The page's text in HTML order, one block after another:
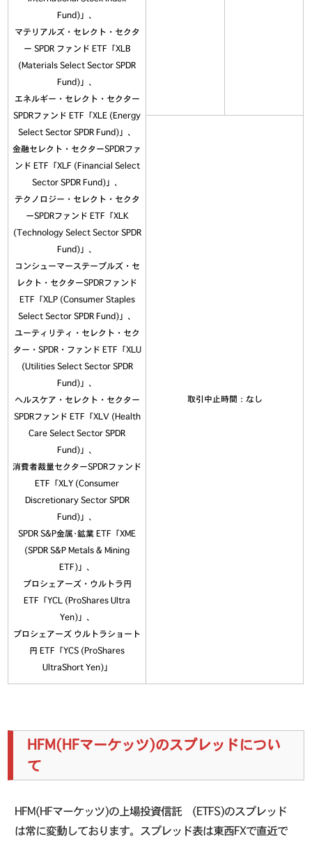
Fund)」、
マテリアルズ・セレクト・セクタ
ー SPDR ファンド ETF「XLB
(Materials Select Sector SPDR
Fund)」、
エネルギー・セレクト・セクター
SPDRファンド ETF「XLE (Energy
Select Sector SPDR Fund)」、
金融セレクト・セクターSPDRファ
ンド ETF「XLF (Financial Select
Sector SPDR Fund)」、
テクノロジー・セレクト・セクタ
ーSPDRファンド ETF「XLK
(Technology Select Sector SPDR
Fund)」、
コンシューマーステープルズ・セ
レクト・セクターSPDRファンド
ETF「XLP (Consumer Staples
Select Sector SPDR Fund)」、
ユーティリティ・セレクト・セク
ター・SPDR・ファンド ETF「XLU
(Utilities Select Sector SPDR
Fund)」、
ヘルスケア・セレクト・セクター
SPDRファンド ETF「XLV (Health
Care Select Sector SPDR
Fund)」、
消費者裁量セクターSPDRファンド
ETF「XLY (Consumer
Discretionary Sector SPDR
Fund)」、
SPDR S&P金属･鉱業 ETF「XME
(SPDR S&P Metals & Mining
ETF)」、
プロシェアーズ・ウルトラ円
ETF「YCL (ProShares Ultra
Yen)」、
プロシェアーズ ウルトラショート
円 ETF「YCS (ProShares
UltraShort Yen)」
取引中止時間：なし
HFM(HFマーケッツ)のスプレッドについ
て
HFM(HFマーケッツ)の上場投資信託 (ETFS)のスプレッド
は常に変動しております。スプレッド表は東西FXで直近で